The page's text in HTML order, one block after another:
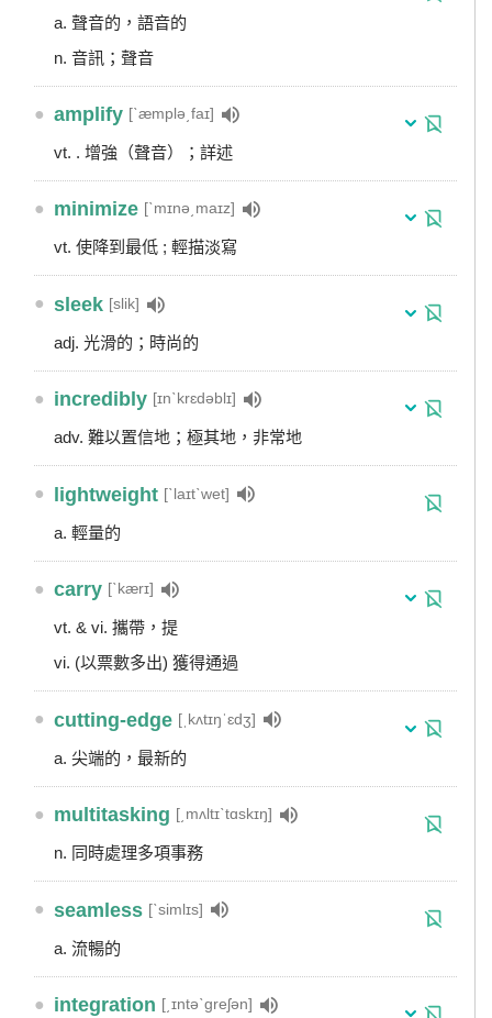
a. 聲音的，語音的
n. 音訊；聲音
● amplify [ˋæmplə͵faɪ]
vt. . 增強（聲音）；詳述
● minimize [ˋmɪnə͵maɪz]
vt. 使降到最低 ; 輕描淡寫
● sleek [slik]
adj. 光滑的；時尚的
● incredibly [ɪnˋkrɛdəblɪ]
adv. 難以置信地；極其地，非常地
● lightweight [ˋlaɪtˋwet]
a. 輕量的
● carry [ˋkærɪ]
vt. & vi. 攜帶，提
vi. (以票數多出) 獲得通過
● cutting-edge [ˌkʌtɪŋˈɛdʒ]
a. 尖端的，最新的
● multitasking [͵mʌltɪˋtɑskɪŋ]
n. 同時處理多項事務
● seamless [ˋsimlɪs]
a. 流暢的
● integration [͵ɪntəˋgreʃən]